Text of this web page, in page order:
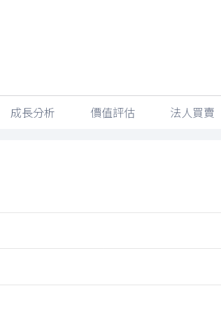
成長分析 價值評估 法人買賣